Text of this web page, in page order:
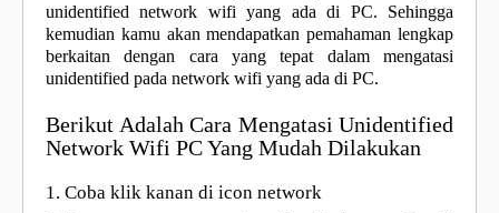
unidentified network wifi yang ada di PC. Sehingga
kemudian kamu akan mendapatkan pemahaman lengkap
berkaitan dengan cara yang tepat dalam mengatasi
unidentified pada network wifi yang ada di PC.
Berikut Adalah Cara Mengatasi Unidentified
Network Wifi PC Yang Mudah Dilakukan
1. Coba klik kanan di icon network